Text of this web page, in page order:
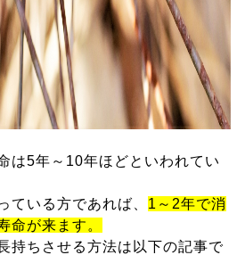
は5年～10年ほどといわれてい
ている方であれば、 1～2年で消
命が来ます。
持ちさせる方法は以下の記事で